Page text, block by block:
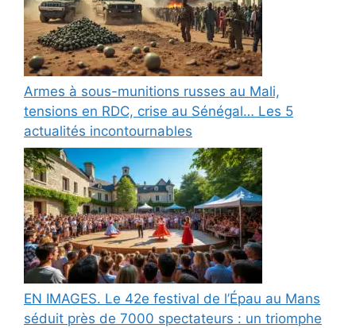
Armes à sous-munitions russes au Mali,
tensions en RDC, crise au Sénégal… Les 5
actualités incontournables
EN IMAGES. Le 42e festival de l’Épau au Mans
séduit près de 7000 spectateurs : un triomphe